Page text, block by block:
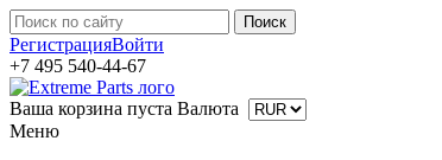
РегистрацияВойти
+7 495 540-44-67
Ваша корзина пуста Валюта
Меню